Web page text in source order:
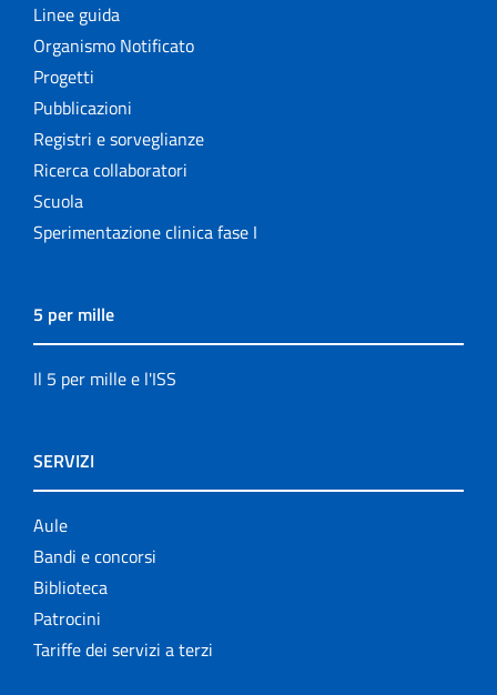
Linee guida
Organismo Notificato
Progetti
Pubblicazioni
Registri e sorveglianze
Ricerca collaboratori
Scuola
Sperimentazione clinica fase I
5 per mille
Il 5 per mille e l'ISS
SERVIZI
Aule
Bandi e concorsi
Biblioteca
Patrocini
Tariffe dei servizi a terzi